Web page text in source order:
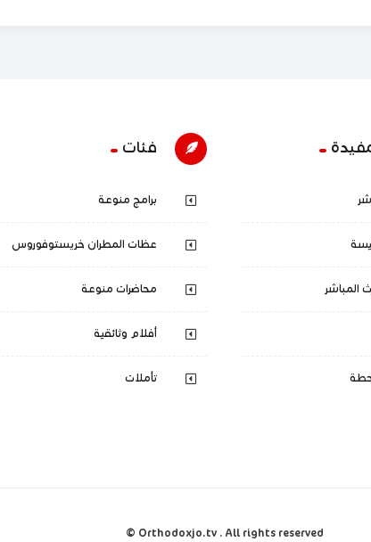
المباشر
فئات
برامج منوعة
عظات المطران خريستوفوروس
محاضرات منوعة
أفلام وثائقية
تأملات
Orthodoxjo.tv . All rights reserved ©